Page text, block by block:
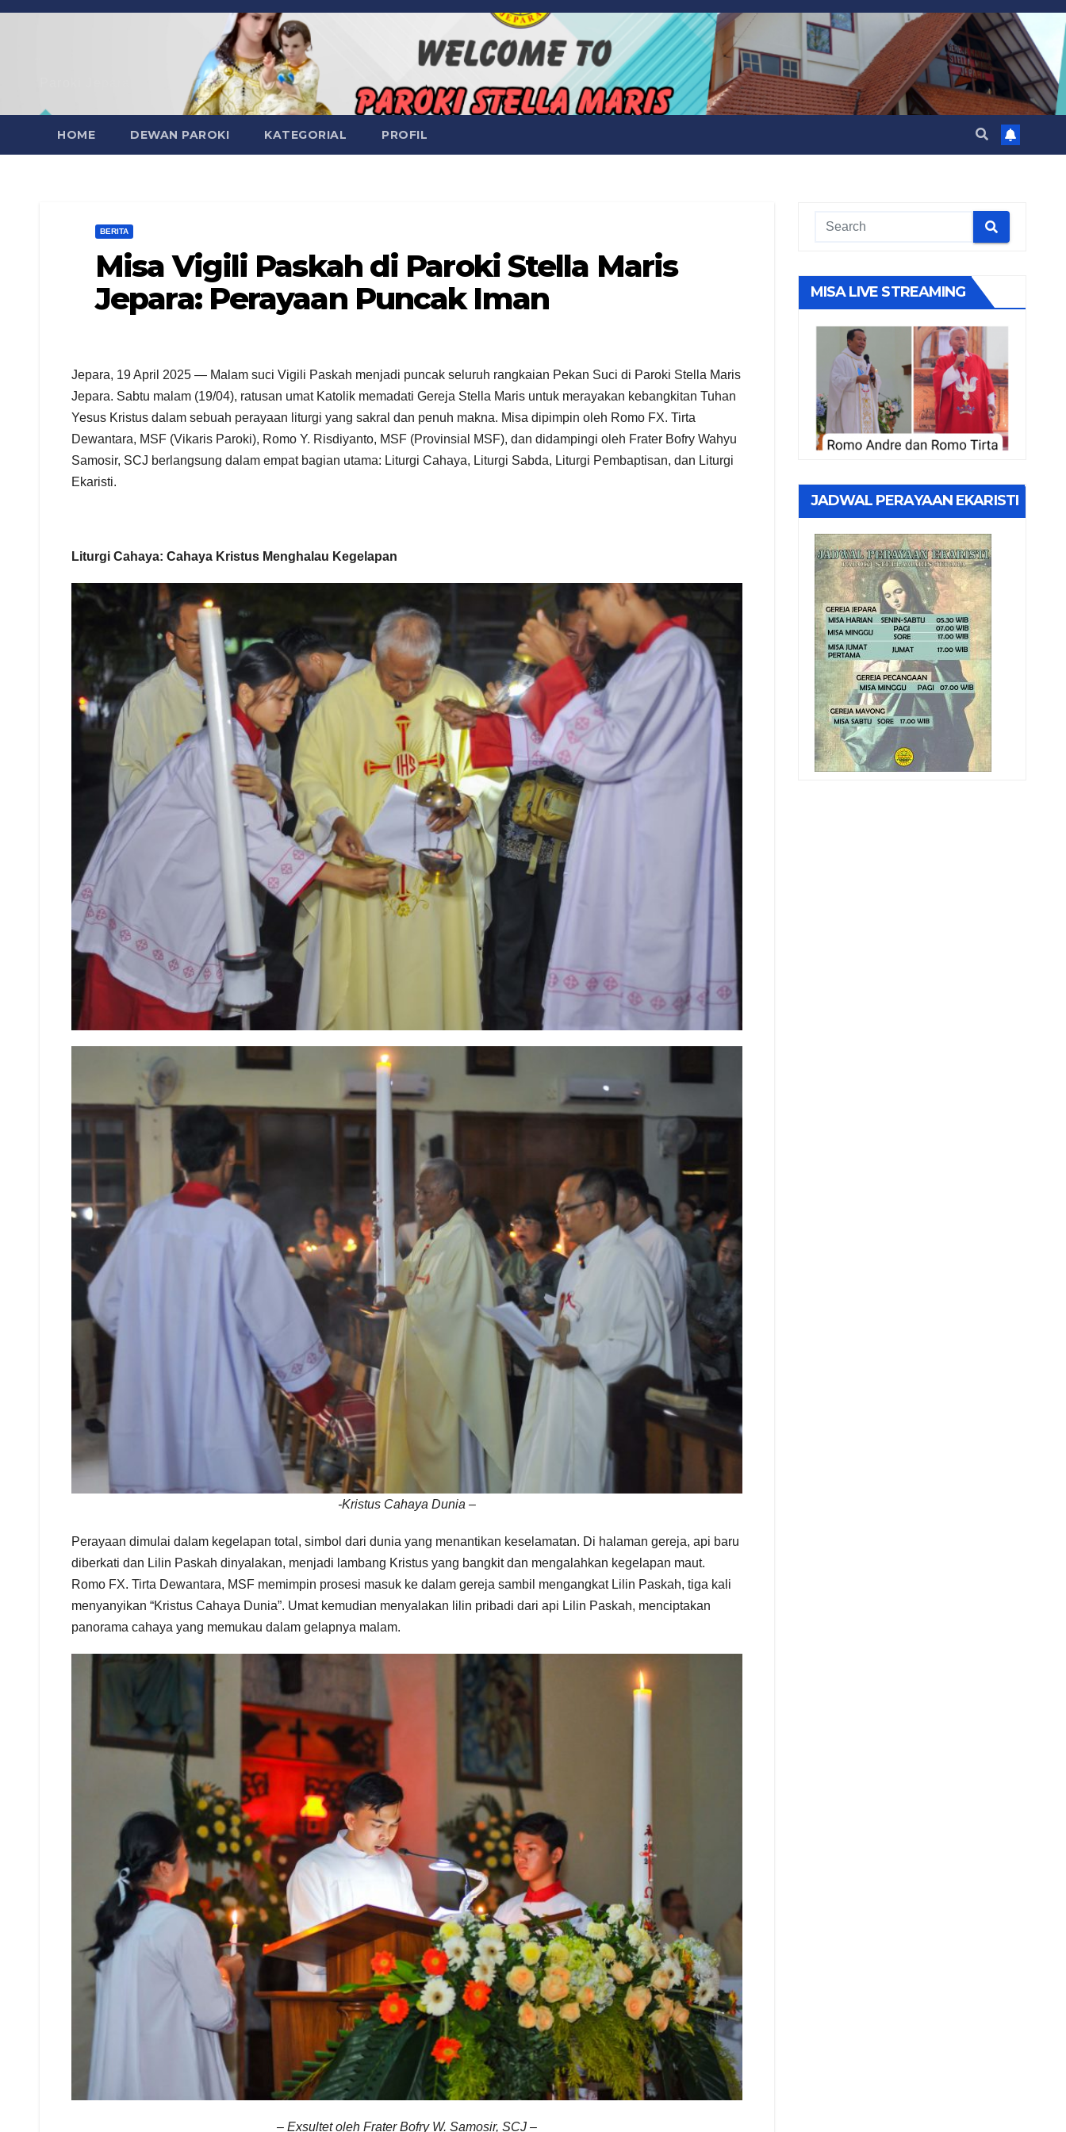
Skip
HOME DEWAN PAROKI KATEGORIAL PROFIL
BERITA
Misa Vigili Paskah di Paroki Stella Maris
Jepara: Perayaan Puncak Iman
Jepara, 19 April 2025 — Malam suci Vigili Paskah menjadi puncak seluruh rangkaian Pekan Suci di Paroki Stella Maris
Jepara. Sabtu malam (19/04), ratusan umat Katolik memadati Gereja Stella Maris untuk merayakan kebangkitan Tuhan
Yesus Kristus dalam sebuah perayaan liturgi yang sakral dan penuh makna. Misa dipimpin oleh Romo FX. Tirta
Dewantara, MSF (Vikaris Paroki), Romo Y. Risdiyanto, MSF (Provinsial MSF), dan didampingi oleh Frater Bofry Wahyu
Samosir, SCJ berlangsung dalam empat bagian utama: Liturgi Cahaya, Liturgi Sabda, Liturgi Pembaptisan, dan Liturgi
Ekaristi.
Liturgi Cahaya: Cahaya Kristus Menghalau Kegelapan
-Kristus Cahaya Dunia –
Perayaan dimulai dalam kegelapan total, simbol dari dunia yang menantikan keselamatan. Di halaman gereja, api baru
diberkati dan Lilin Paskah dinyalakan, menjadi lambang Kristus yang bangkit dan mengalahkan kegelapan maut.
Romo FX. Tirta Dewantara, MSF memimpin prosesi masuk ke dalam gereja sambil mengangkat Lilin Paskah, tiga kali
menyanyikan “Kristus Cahaya Dunia”. Umat kemudian menyalakan lilin pribadi dari api Lilin Paskah, menciptakan
panorama cahaya yang memukau dalam gelapnya malam.
– Exsultet oleh Frater Bofry W. Samosir, SCJ –
MISA LIVE STREAMING
JADWAL PERAYAAN EKARISTI